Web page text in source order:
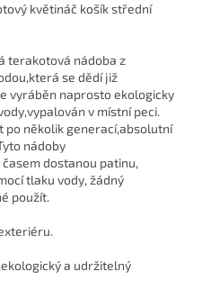
květináč košík střední
terakotová nádoba z
se dědí již
vyráběn naprosto ekologicky
v místní peci.
několik generací,absolutní
nádoby
dostanou patinu,
tlaku vody, žádný
použít.
a udržitelný